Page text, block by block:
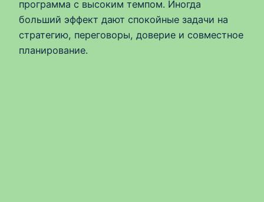
программа с высоким темпом. Иногда
больший эффект дают спокойные задачи на
стратегию, переговоры, доверие и совместное
планирование.